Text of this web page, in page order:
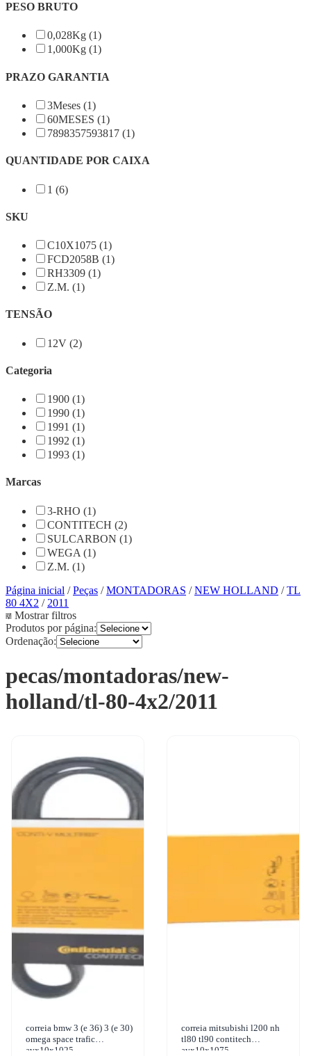
PESO BRUTO
0,028Kg (1)
1,000Kg (1)
PRAZO GARANTIA
3Meses (1)
60MESES (1)
7898357593817 (1)
QUANTIDADE POR CAIXA
1 (6)
SKU
C10X1075 (1)
FCD2058B (1)
RH3309 (1)
Z.M. (1)
TENSÃO
12V (2)
Categoria
1900 (1)
1990 (1)
1991 (1)
1992 (1)
1993 (1)
Marcas
3-RHO (1)
CONTITECH (2)
SULCARBON (1)
WEGA (1)
Z.M. (1)
Página inicial /Peças /MONTADORAS /NEW HOLLAND /TL
80 4X2 / 2011
Mostrar filtros
Produtos por página:
Ordenação:
pecas/montadoras/new-
holland/tl-80-4x2/2011
correia bmw 3 (e 36) 3 (e 30)
omega space trafic
avx10x1025
correia mitsubishi l200 nh
tl80 tl90 contitech
avx10x1075